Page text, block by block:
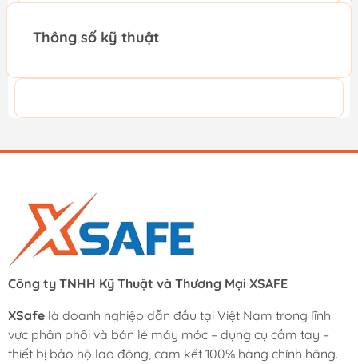
Thông số kỹ thuật
Công ty TNHH Kỹ Thuật và Thương Mại XSAFE
XSafe là doanh nghiệp dẫn đầu tại Việt Nam trong lĩnh
vực phân phối và bán lẻ máy móc – dụng cụ cầm tay –
thiết bị bảo hộ lao động, cam kết 100% hàng chính hãng.